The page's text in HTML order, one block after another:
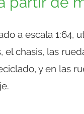
a escala 1:64,
chasis, las
y en las